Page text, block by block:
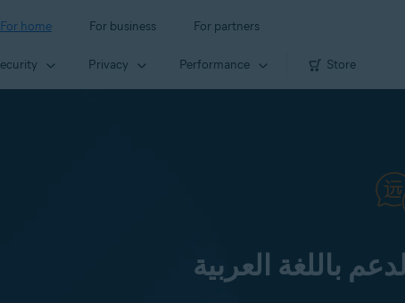
For home For business For partners
Privacy Performance Store
باللغة العربية